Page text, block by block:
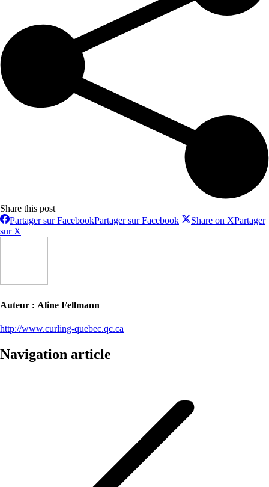
Share this post
Partager sur FacebookPartager sur Facebook Share on XPartager
sur X
Auteur : Aline Fellmann
http://www.curling-quebec.qc.ca
Navigation article